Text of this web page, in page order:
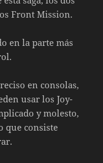
Front Mission.
en la parte más
en consolas,
usar los Joy-
y molesto,
que consiste